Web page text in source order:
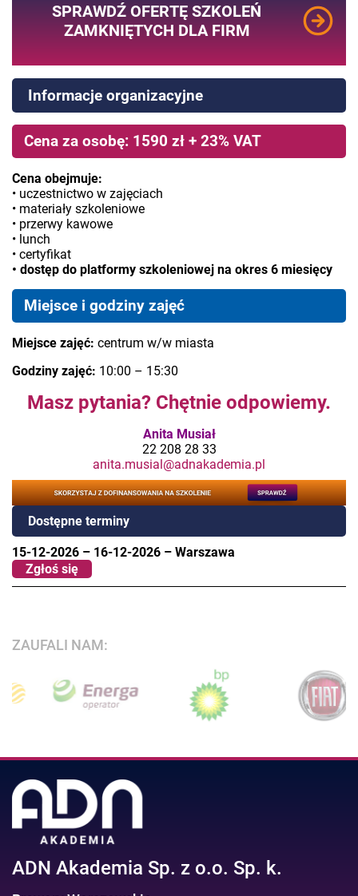
SPRAWDŹ OFERTĘ SZKOLEŃ
ZAMKNIĘTYCH DLA FIRM
Informacje organizacyjne
Cena za osobę: 1590 zł + 23% VAT
Cena obejmuje:
• uczestnictwo w zajęciach
• materiały szkoleniowe
• przerwy kawowe
• lunch
• certyfikat
• dostęp do platformy szkoleniowej na okres 6 miesięcy
Miejsce i godziny zajęć
Miejsce zajęć: centrum w/w miasta
Godziny zajęć: 10:00 – 15:30
Masz pytania? Chętnie odpowiemy.
Anita Musiał
22 208 28 33
anita.musial@adnakademia.pl
Dostępne terminy
15-12-2026 – 16-12-2026 – Warszawa
Zgłoś się
ZAUFALI NAM:
ADN Akademia Sp. z o.o. Sp. k.